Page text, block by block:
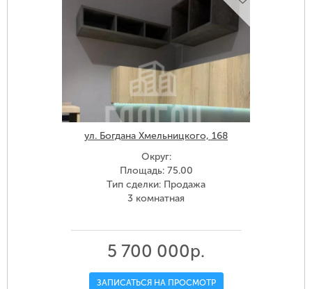
ул. Богдана Хмельницкого, 168
Округ:
Площадь: 75.00
Тип сделки: Продажа
3 комнатная
5 700 000р.
ЗАПИСАТЬСЯ НА ПРОСМОТР